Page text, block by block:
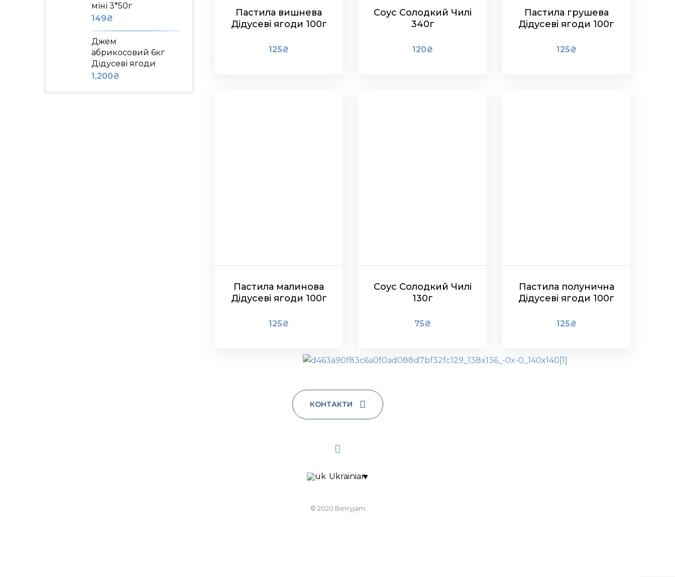
міні 3*50г
149₴
Джем
абрикосовий 6кг
Дідусеві ягоди
1,200₴
Пастила вишнева
Дідусеві ягоди 100г
125₴
Соус Солодкий Чилі
340г
120₴
Пастила грушева
Дідусеві ягоди 100г
125₴
Пастила малинова
Дідусеві ягоди 100г
125₴
Соус Солодкий Чилі
130г
75₴
В КОШИК
Пастила полунична
Дідусеві ягоди 100г
125₴
В КОШИК
КОНТАКТИ
Ukrainian
© 2020 Berryjam